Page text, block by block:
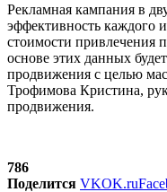
Рекламная кампания в
эффективность каждого
стоимости привлечения
основе этих данных
продвижения с целью
Трофимова Кристина,
продвижения.
786
Поделится VKOK.ru